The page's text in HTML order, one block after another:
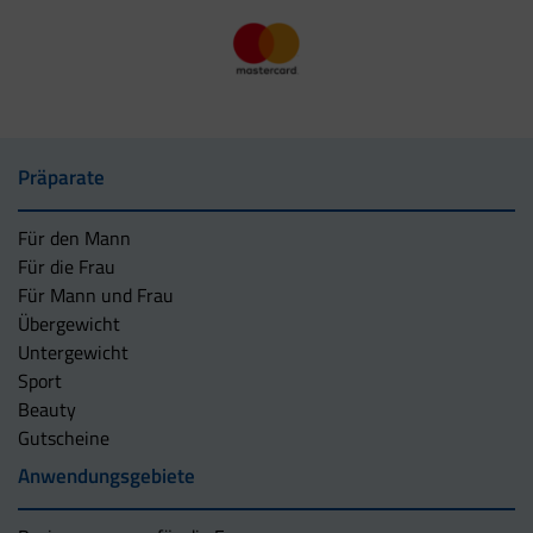
Präparate
Für den Mann
Für die Frau
Für Mann und Frau
Übergewicht
Untergewicht
Sport
Beauty
Gutscheine
Anwendungsgebiete